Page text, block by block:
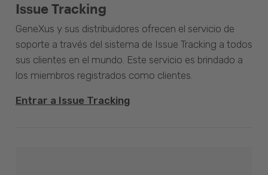
Issue Tracking
GeneXus y sus distribuidores ofrecen el servicio de
soporte a través del sistema de Issue Tracking a todos
sus clientes en el mundo. Este servicio es brindado a
los miembros registrados como clientes.
Entrar a Issue Tracking